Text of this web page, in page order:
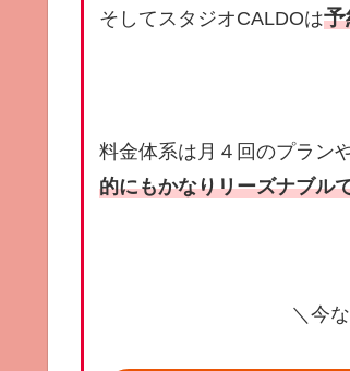
そしてスタジオCALDOは
料金体系は月４回のプラン
的にもかなりリーズナブル
＼今